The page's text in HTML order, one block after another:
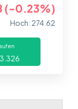
(-0.23%)
Hoch: 274.62